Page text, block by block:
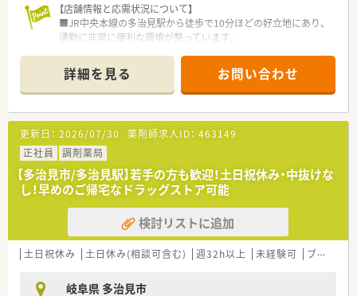
【店舗情報と応需状況について】
■JR中央本線の多治見駅から徒歩で10分ほどの好立地にあり、
通勤に非常に便利な環境が整っています。
45枚から55枚ほど応需しております。
■具体的な勤務者数につきましては現在確認中ですが、薬剤師と
事務スタッフが協力して業務を行っています。
【求人情報について】
■正社員としての採用で、これまでのご経験やスキルを十分に考
慮し年収450万円から650万円の提示となります。
■毎年4月の昇給や年2回の賞与支給があり、過去の賞与支給実
績は3.6カ月分と安定した収入を得られる好待遇です。
■薬剤師資格手当や管理薬剤師手当などの各種手当がしっかり
と完備されており、高収入を目指せる求人です。
【こんな取り組みをしています】
■ワークライフバランス休暇として年間9日間の特別休暇が付与
■産前産後休業や最長で子どもが3歳になるまでの育児休業制度
詳細を見る お問い合わせ
更新日： 2026/07/30 薬剤師求人ID： 463149
正社員
調剤薬局
【多治見市/多治見駅】若手の方も歓迎！土日祝休み・中抜けな
し！早めのご帰宅なドラッグストア可能
検討リストに追加
土日祝休み 土日休み(相談可含む) 週32h以上 未経験可 ブランク可
岐阜県 多治見市